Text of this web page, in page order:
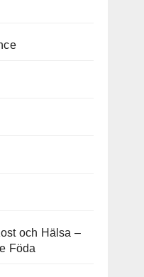
och Hälsa –
Föda